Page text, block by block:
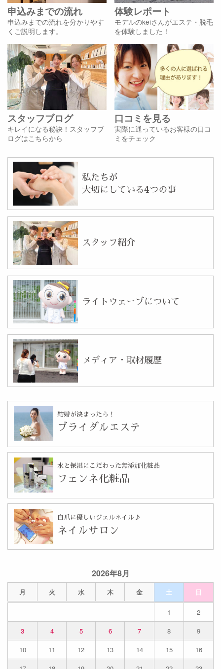
2026年8月
月 火 水 木 金 土 日
1
2
3
4 5 6 7 8
9
10
11 12 13 14 15
16
申込みまでの流れ
申込みまでの流れを分かりやす
くご説明します。
体験レポート
モデルのkeiさんがエステ・脱毛
を体験しました！
スタッフブログ
キレイになる秘訣！スタッフブ
ログはこちらから
口コミを見る
実際に通っているお客様の口コ
ミをチェック
私たちが
大切にしている4つの事
スタッフ紹介
ライトウェーブについて
メディア・取材履歴
結婚が決まったら！
ブライダルエステ
水と保湿にこだわった無添加化粧品
フェンネ化粧品
自爪に優しいジェルネイル♪
ネイルサロン